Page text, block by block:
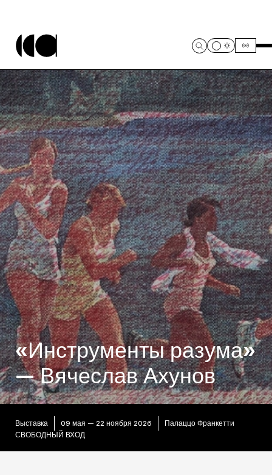
«Инструменты разума»
— Вячеслав Ахунов
Выставка 09 мая — 22 ноября 2026
Палаццо Франкетти
СВОБОДНЫЙ ВХОД